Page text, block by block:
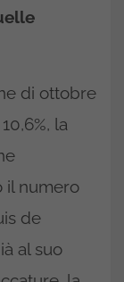
di ottobre
la
il numero
de
al suo